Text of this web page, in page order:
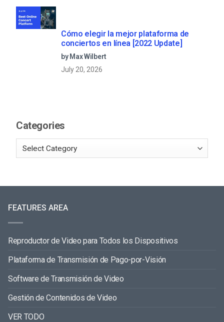
Cómo elegir la mejor plataforma de
conciertos en línea [2022 Update]
by Max Wilbert
July 20, 2026
Categories
FEATURES AREA
Reproductor de Video para Todos los Dispositivos
Plataforma de Transmisión de Pago-por-Visión
Software de Transmisión de Video
Gestión de Contenidos de Video
VER TODO